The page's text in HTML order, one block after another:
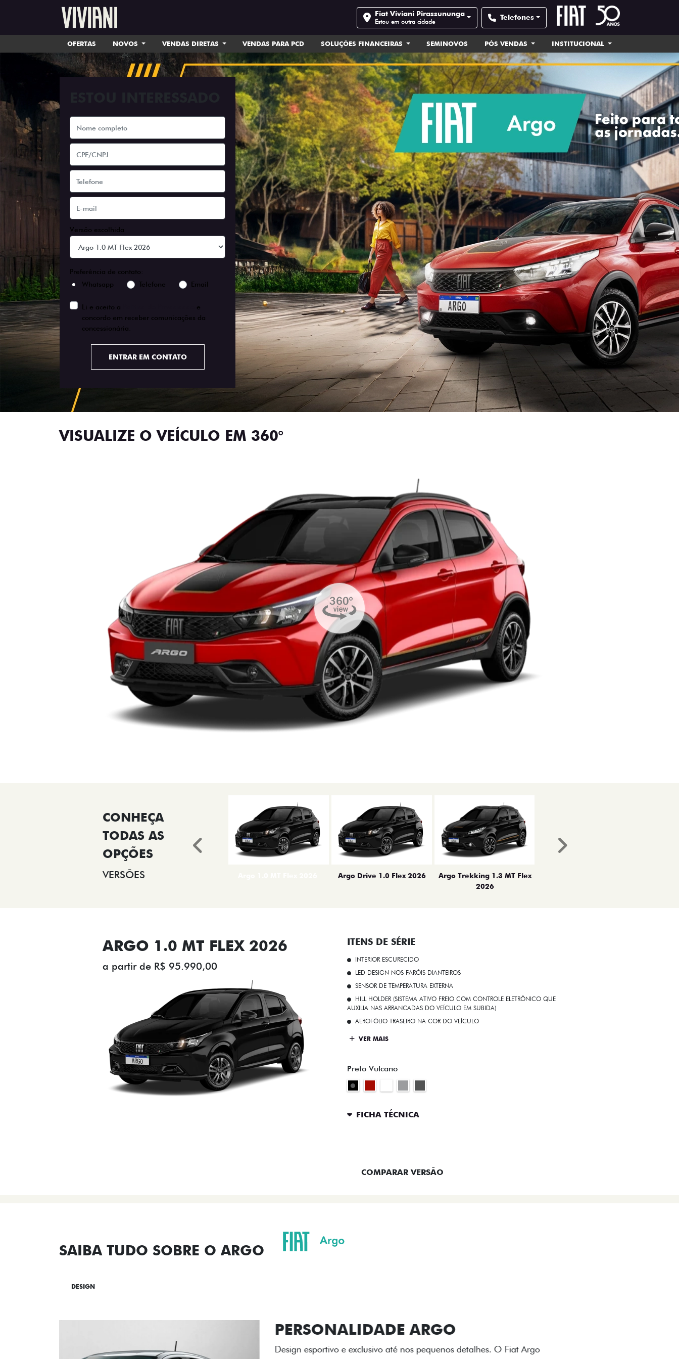
Fiat Viviani Pirassununga
Estou em outra cidade Telefones
OFERTAS NOVOS VENDAS DIRETAS VENDAS PARA PCD SOLUÇÕES FINANCEIRAS SEMINOVOS PÓS VENDAS INSTITUCIONAL
Versão escolhida
Preferência de contato:
Whatsapp
Telefone Email
Li e aceito a
e
concordo em receber comunicações da
concessionária.
ENTRAR EM CONTATO
VISUALIZE O VEÍCULO EM 360°
VERSÕES Argo Drive 1.0 Flex 2026
Argo Trekking 1.3 MT Flex
2026
Anterior Próximo
ARGO 1.0 MT FLEX 2026
a partir de R$ 95.990,00
ITENS DE SÉRIE
INTERIOR ESCURECIDO
LED DESIGN NOS FARÓIS DIANTEIROS
SENSOR DE TEMPERATURA EXTERNA
HILL HOLDER (SISTEMA ATIVO FREIO COM CONTROLE ELETRÔNICO QUE
AUXILIA NAS ARRANCADAS DO VEÍCULO EM SUBIDA)
AEROFÓLIO TRASEIRO NA COR DO VEÍCULO
VER MAIS
Preto Vulcano
FICHA TÉCNICA
COMPARAR VERSÃO
SAIBA TUDO SOBRE O ARGO
DESIGN
ACABAMENTO E DESIGN INTERNO
A flag italiana e o novo logo Fiat também aparecem no interior do